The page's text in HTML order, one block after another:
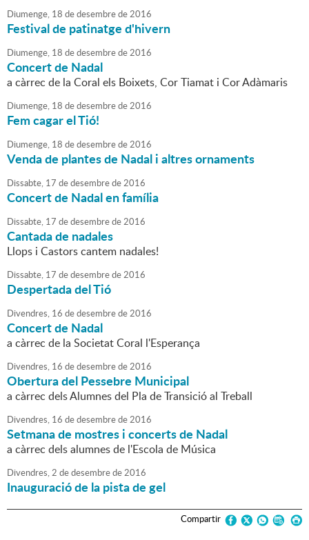
Diumenge, 18 dedesembrede2016
Festival de patinatge d'hivern
Diumenge, 18 dedesembrede2016
Concert de Nadal
a càrrec de la Coral els Boixets, Cor Tiamat i Cor Adàmaris
Diumenge, 18 dedesembrede2016
Fem cagar el Tió!
Diumenge, 18 dedesembrede2016
Venda de plantes de Nadal i altres ornaments
Dissabte, 17 dedesembrede2016
Concert de Nadal en família
Dissabte, 17 dedesembrede2016
Cantada de nadales
Llops i Castors cantem nadales!
Dissabte, 17 dedesembrede2016
Despertada del Tió
Divendres, 16 dedesembrede2016
Concert de Nadal
a càrrec de la Societat Coral l'Esperança
Divendres, 16 dedesembrede2016
Obertura del Pessebre Municipal
a càrrec dels Alumnes del Pla de Transició al Treball
Divendres, 16 dedesembrede2016
Setmana de mostres i concerts de Nadal
a càrrec dels alumnes de l'Escola de Música
Divendres,2 dedesembrede2016
Inauguració de la pista de gel
Compartir